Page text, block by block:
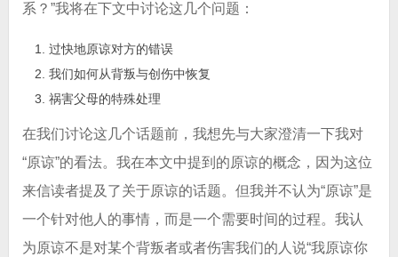
系？”我将在下文中讨论这几个问题：
过快地原谅对方的错误
我们如何从背叛与创伤中恢复
祸害父母的特殊处理
在我们讨论这几个话题前，我想先与大家澄清一下我对
“原谅”的看法。我在本文中提到的原谅的概念，因为这位
来信读者提及了关于原谅的话题。但我并不认为“原谅”是
一个针对他人的事情，而是一个需要时间的过程。我认
为原谅不是对某个背叛者或者伤害我们的人说“我原谅你